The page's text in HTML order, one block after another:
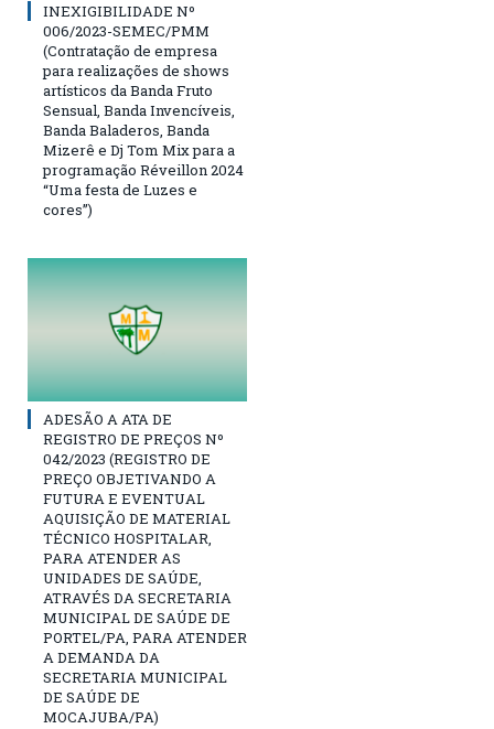
INEXIGIBILIDADE Nº
006/2023-SEMEC/PMM
(Contratação de empresa
para realizações de shows
artísticos da Banda Fruto
Sensual, Banda Invencíveis,
Banda Baladeros, Banda
Mizerê e Dj Tom Mix para a
programação Réveillon 2024
“Uma festa de Luzes e
cores”)
ADESÃO A ATA DE
REGISTRO DE PREÇOS Nº
042/2023 (REGISTRO DE
PREÇO OBJETIVANDO A
FUTURA E EVENTUAL
AQUISIÇÃO DE MATERIAL
TÉCNICO HOSPITALAR,
PARA ATENDER AS
UNIDADES DE SAÚDE,
ATRAVÉS DA SECRETARIA
MUNICIPAL DE SAÚDE DE
PORTEL/PA, PARA ATENDER
A DEMANDA DA
SECRETARIA MUNICIPAL
DE SAÚDE DE
MOCAJUBA/PA)